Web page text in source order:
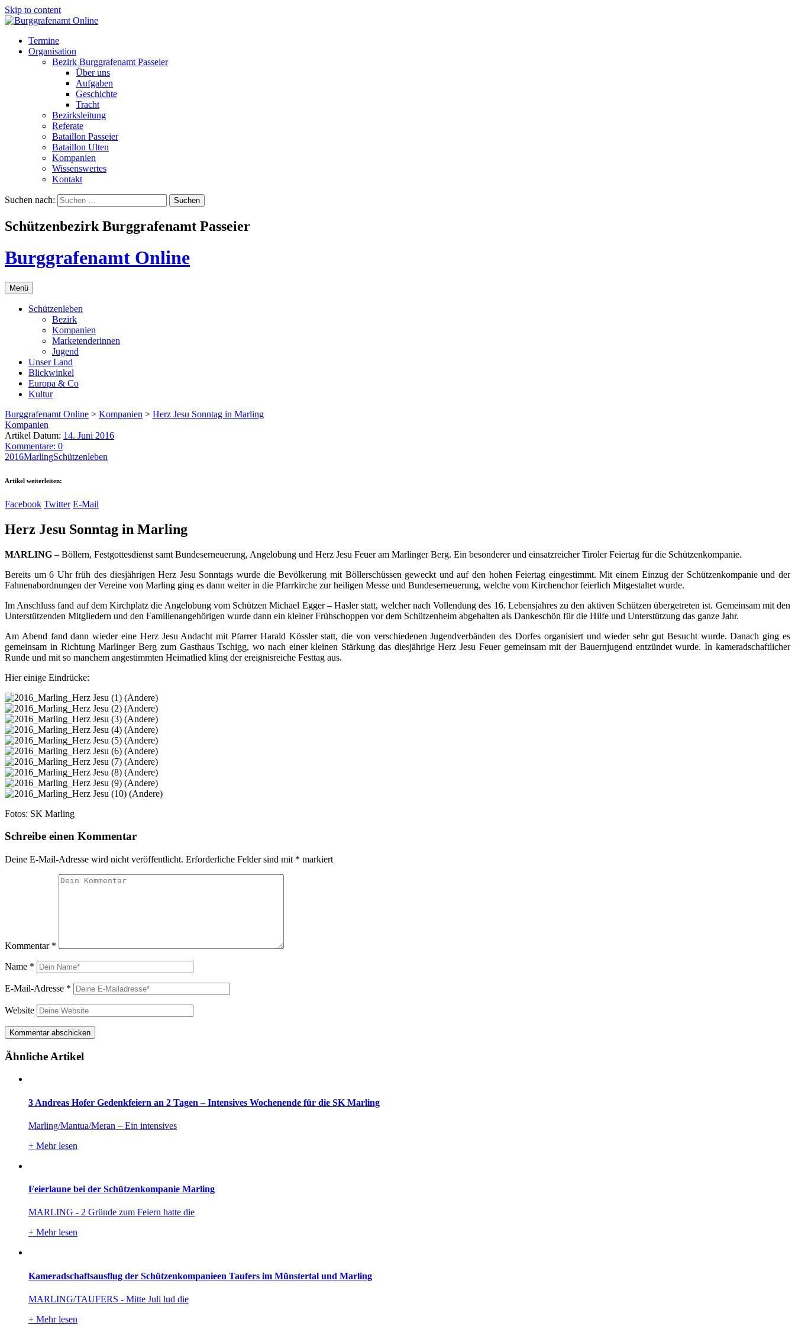
Skip to content
Termine
Organisation
Bezirk Burggrafenamt Passeier
Über uns
Aufgaben
Geschichte
Tracht
Bezirksleitung
Referate
Bataillon Passeier
Bataillon Ulten
Kompanien
Wissenswertes
Kontakt
Suchen nach:
Schützenbezirk Burggrafenamt Passeier
Burggrafenamt Online
Menü
Schützenleben
Bezirk
Kompanien
Marketenderinnen
Jugend
Unser Land
Blickwinkel
Europa & Co
Kultur
Burggrafenamt Online > Kompanien > Herz Jesu Sonntag in Marling
Kompanien
Artikel Datum: 14. Juni 2016
Kommentare: 0
2016MarlingSchützenleben
Artikel weiterleiten:
Facebook Twitter E-Mail
Herz Jesu Sonntag in Marling
MARLING – Böllern, Festgottesdienst samt Bundeserneuerung, Angelobung und Herz Jesu Feuer am Marlinger Berg. Ein besonderer und einsatzreicher Tiroler Feiertag für die Schützenkompanie.
Bereits um 6 Uhr früh des diesjährigen Herz Jesu Sonntags wurde die Bevölkerung mit Böllerschüssen geweckt und auf den hohen Feiertag eingestimmt. Mit einem Einzug der Schützenkompanie und der
Fahnenabordnungen der Vereine von Marling ging es dann weiter in die Pfarrkirche zur heiligen Messe und Bundeserneuerung, welche vom Kirchenchor feierlich Mitgestaltet wurde.
Im Anschluss fand auf dem Kirchplatz die Angelobung vom Schützen Michael Egger – Hasler statt, welcher nach Vollendung des 16. Lebensjahres zu den aktiven Schützen übergetreten ist. Gemeinsam mit den
Unterstützenden Mitgliedern und den Familienangehörigen wurde dann ein kleiner Frühschoppen vor dem Schützenheim abgehalten als Dankeschön für die Hilfe und Unterstützung das ganze Jahr.
Am Abend fand dann wieder eine Herz Jesu Andacht mit Pfarrer Harald Kössler statt, die von verschiedenen Jugendverbänden des Dorfes organisiert und wieder sehr gut Besucht wurde. Danach ging es
gemeinsam in Richtung Marlinger Berg zum Gasthaus Tschigg, wo nach einer kleinen Stärkung das diesjährige Herz Jesu Feuer gemeinsam mit der Bauernjugend entzündet wurde. In kameradschaftlicher
Runde und mit so manchem angestimmten Heimatlied kling der ereignisreiche Festtag aus.
Hier einige Eindrücke:
Fotos: SK Marling
Schreibe einen Kommentar
Deine E-Mail-Adresse wird nicht veröffentlicht. Erforderliche Felder sind mit * markiert
Kommentar *
Name *
E-Mail-Adresse *
Website
Ähnliche Artikel
3 Andreas Hofer Gedenkfeiern an 2 Tagen – Intensives Wochenende für die SK Marling
Marling/Mantua/Meran – Ein intensives
+ Mehr lesen
Feierlaune bei der Schützenkompanie Marling
MARLING - 2 Gründe zum Feiern hatte die
+ Mehr lesen
Kameradschaftsausflug der Schützenkompanieen Taufers im Münstertal und Marling
MARLING/TAUFERS - Mitte Juli lud die
+ Mehr lesen